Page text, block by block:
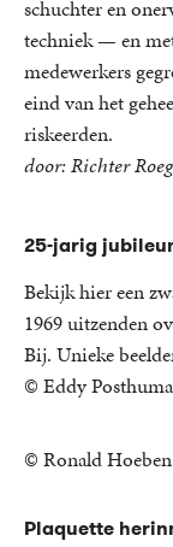
schuchter en
techniek — en
medewerkers
eind van het
riskeerden.
door: Richter
25-jarig
Bekijk hier een
1969 uitzenden
Bij. Unieke
© Eddy
© Ronald Hoeben
Plaquette